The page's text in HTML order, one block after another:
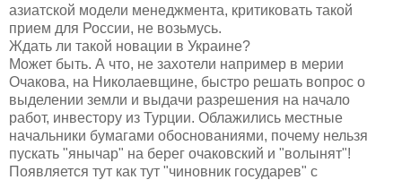
азиатской модели менеджмента, критиковать такой
прием для России, не возьмусь.
Ждать ли такой новации в Украине?
Может быть. А что, не захотели например в мерии
Очакова, на Николаевщине, быстро решать вопрос о
выделении земли и выдачи разрешения на начало
работ, инвестору из Турции. Облажились местные
начальники бумагами обоснованиями, почему нельзя
пускать "янычар" на берег очаковский и "волынят"!
Появляется тут как тут "чиновник государев" с